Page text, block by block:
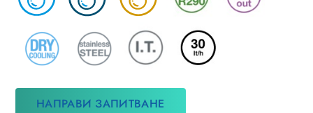
НАПРАВИ ЗАПИТВАНЕ